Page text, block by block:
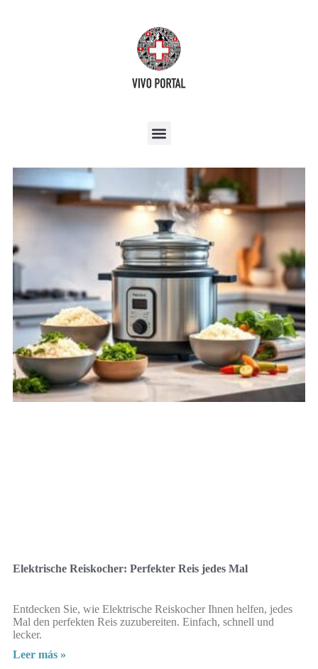
Elektrische Reiskocher: Perfekter Reis jedes Mal
Entdecken Sie, wie Elektrische Reiskocher Ihnen helfen, jedes
Mal den perfekten Reis zuzubereiten. Einfach, schnell und
lecker.
Leer más »